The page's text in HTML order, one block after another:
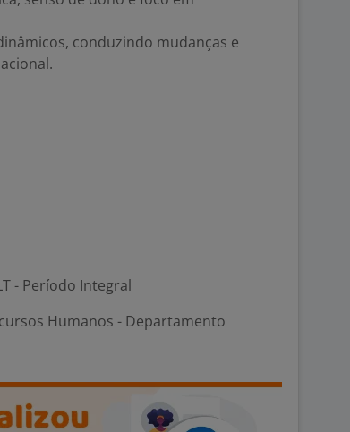
conduzindo mudanças e
- Período Integral
Humanos - Departamento